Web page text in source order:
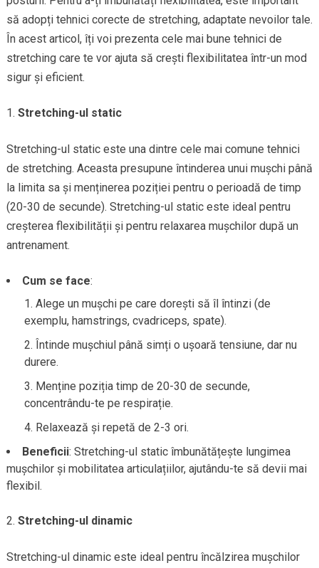
să adopți tehnici corecte de stretching, adaptate nevoilor tale.
În acest articol, îți voi prezenta cele mai bune tehnici de
stretching care te vor ajuta să crești flexibilitatea într-un mod
sigur și eficient.
Stretching-ul static
Stretching-ul static este una dintre cele mai comune tehnici
de stretching. Aceasta presupune întinderea unui mușchi până
la limita sa și menținerea poziției pentru o perioadă de timp
(20-30 de secunde). Stretching-ul static este ideal pentru
creșterea flexibilității și pentru relaxarea mușchilor după un
antrenament.
Cum se face:
Alege un mușchi pe care dorești să îl întinzi (de
exemplu, hamstrings, cvadriceps, spate).
Întinde mușchiul până simți o ușoară tensiune, dar nu
durere.
Menține poziția timp de 20-30 de secunde,
concentrându-te pe respirație.
Relaxează și repetă de 2-3 ori.
Beneficii: Stretching-ul static îmbunătățește lungimea
mușchilor și mobilitatea articulațiilor, ajutându-te să devii mai
flexibil.
Stretching-ul dinamic
Stretching-ul dinamic este ideal pentru încălzirea mușchilor